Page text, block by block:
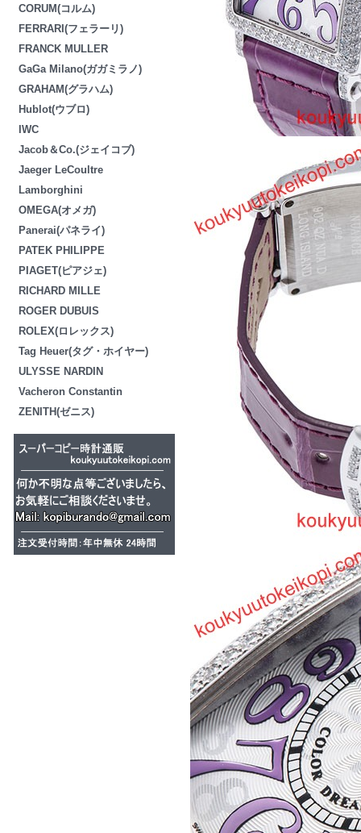
CORUM(コルム)
FERRARI(フェラーリ)
FRANCK MULLER
GaGa Milano(ガガミラノ)
GRAHAM(グラハム)
Hublot(ウブロ)
IWC
Jacob＆Co.(ジェイコブ)
Jaeger LeCoultre
Lamborghini
OMEGA(オメガ)
Panerai(パネライ)
PATEK PHILIPPE
PIAGET(ピアジェ)
RICHARD MILLE
ROGER DUBUIS
ROLEX(ロレックス)
Tag Heuer(タグ・ホイヤー)
ULYSSE NARDIN
Vacheron Constantin
ZENITH(ゼニス)